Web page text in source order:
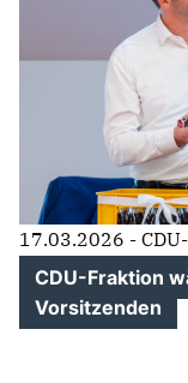
17.03.2026 -
CDU-Fraktion
Vorsitzenden